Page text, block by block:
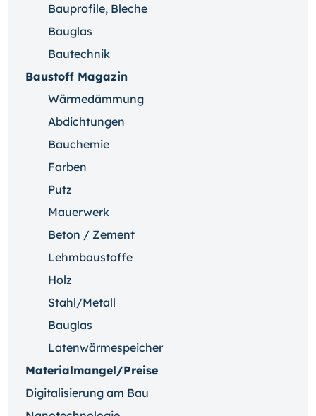
Bauprofile, Bleche
Bauglas
Bautechnik
Baustoff Magazin
Wärmedämmung
Abdichtungen
Bauchemie
Farben
Putz
Mauerwerk
Beton / Zement
Lehmbaustoffe
Holz
Stahl/Metall
Bauglas
Latenwärmespeicher
Materialmangel/Preise
Digitalisierung am Bau